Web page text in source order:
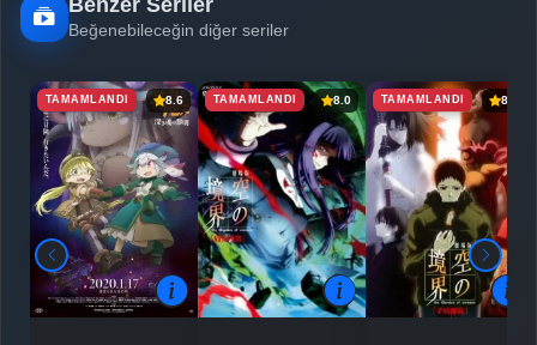
Beğenebileceğin diğer seriler
TAMAMLANDI 8.6 TAMAMLANDI 8.0 TAMAMLANDI 8.5